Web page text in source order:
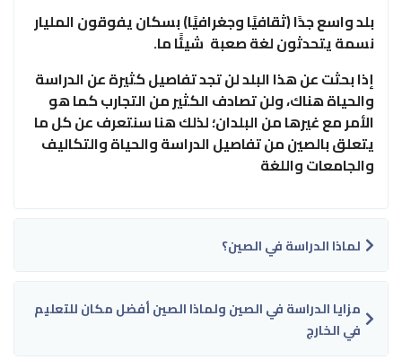
بلد واسع جدًا(ثقافيًا وجغرافيًا)بسكان يفوقون المليار
نسمة يتحدثون لغة صعبة شيئًا ما.
إذا بحثت عن هذا البلد لن تجد تفاصيل كثيرة عن الدراسة
والحياة هناك، ولن تصادف الكثير من التجارب كما هو
الأمر مع غيرها من البلدان؛ لذلك هنا سنتعرف عن كل ما
يتعلق بالصين من تفاصيل الدراسة والحياة والتكاليف
والجامعات واللغة
لماذا الدراسة في الصين؟
مزايا الدراسة في الصين ولماذا الصين أفضل مكان للتعليم
في الخارج